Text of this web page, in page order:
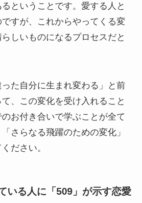
ということです。愛する人と
すが、これからやってくる変
しいものになるプロセスだと
った自分に生まれ変わる」と前
、この変化を受け入れること
お付き合いで学ぶことが全て
さらなる飛躍のための変化」
ださい。
いる人に「509」が示す恋愛